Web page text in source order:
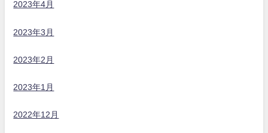
2023年4月
2023年3月
2023年2月
2023年1月
2022年12月